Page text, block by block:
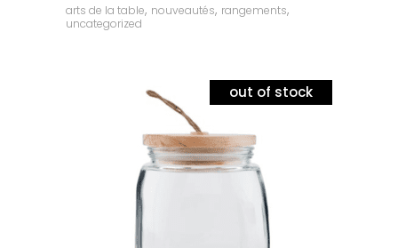
arts de la table, nouveautés, rangements,
uncategorized
out of stock